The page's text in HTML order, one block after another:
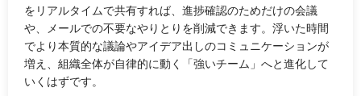
をリアルタイムで共有すれば、進捗確認のためだけの会議
や、メールでの不要なやりとりを削減できます。浮いた時間
でより本質的な議論やアイデア出しのコミュニケーションが
増え、組織全体が自律的に動く「強いチーム」へと進化して
いくはずです。